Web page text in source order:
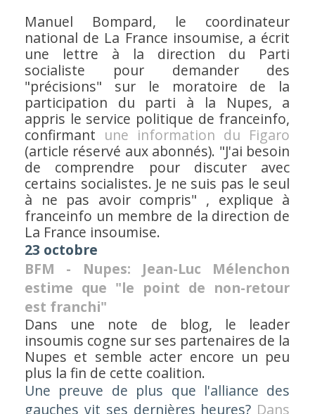
Manuel Bompard, le coordinateur
national de La France insoumise, a écrit
une lettre à la direction du Parti
socialiste pour demander des
"précisions" sur le moratoire de la
participation du parti à la Nupes, a
appris le service politique de franceinfo,
confirmant une information du Figaro
(article réservé aux abonnés). "J'ai besoin
de comprendre pour discuter avec
certains socialistes. Je ne suis pas le seul
à ne pas avoir compris" , explique à
franceinfo un membre de la direction de
La France insoumise.
23 octobre
BFM - Nupes: Jean-Luc Mélenchon
estime que "le point de non-retour
est franchi"
Dans une note de blog, le leader
insoumis cogne sur ses partenaires de la
Nupes et semble acter encore un peu
plus la fin de cette coalition.
Une preuve de plus que l'alliance des
gauches vit ses dernières heures? Dans